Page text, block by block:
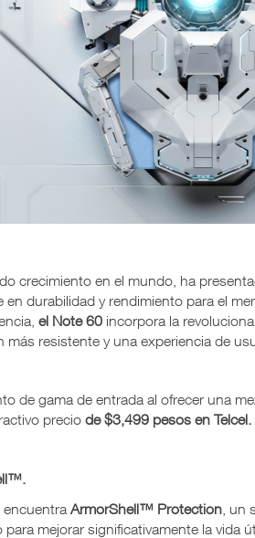
crecimiento en el mundo, ha
durabilidad y rendimiento para el
el Note 60 incorpora la
resistente y una experiencia de
de gama de entrada al ofrecer una
precio de $3,499 pesos en Telcel.
encuentra ArmorShell™ Protection ,
mejorar significativamente la vida
IT-ANÁLISIS: Volaris abrirá ruta
06 AGO 2026
ExxonMobil lleva
05 AGO 2026